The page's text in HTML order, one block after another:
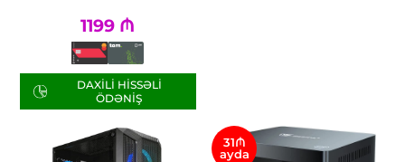
1199 ₼
DAXILI HISSƏLI
ÖDƏNIŞ
31₼
ayda